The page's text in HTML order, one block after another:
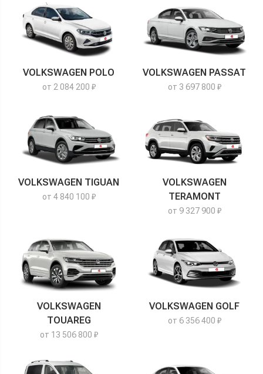
VOLKSWAGEN POLO
от 2 084 200 ₽
VOLKSWAGEN PASSAT
от 3 697 800 ₽
VOLKSWAGEN TIGUAN
от 4 840 100 ₽
VOLKSWAGEN
TERAMONT
от 9 327 900 ₽
VOLKSWAGEN
TOUAREG
от 13 506 800 ₽
VOLKSWAGEN GOLF
от 6 356 400 ₽